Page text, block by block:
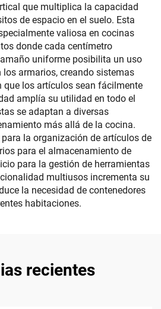
que multiplica la capacidad
de espacio en el suelo. Esta
valiosa en cocinas
donde cada centímetro
uniforme posibilita un uso
los armarios, creando sistemas
que los artículos sean fácilmente
amplía su utilidad en todo el
se adaptan a diversas
más allá de la cocina.
la organización de artículos de
para el almacenamiento de
para la gestión de herramientas
multiusos incrementa su
la necesidad de contenedores
habitaciones.
recientes